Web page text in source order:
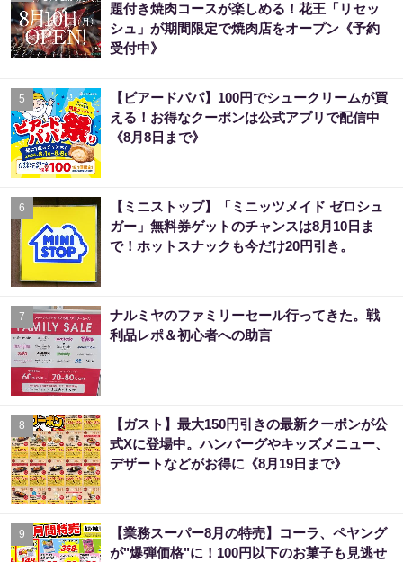
題付き焼肉コースが楽しめる！花王「リセッ
シュ」が期間限定で焼肉店をオープン《予約
受付中》
5
【ビアードパパ】100円でシュークリームが買
える！お得なクーポンは公式アプリで配信中
《8月8日まで》
6
【ミニストップ】「ミニッツメイド ゼロシュ
ガー」無料券ゲットのチャンスは8月10日ま
で！ホットスナックも今だけ20円引き。
7
ナルミヤのファミリーセール行ってきた。戦
利品レポ＆初心者への助言
8
【ガスト】最大150円引きの最新クーポンが公
式Xに登場中。ハンバーグやキッズメニュー、
デザートなどがお得に《8月19日まで》
9
【業務スーパー8月の特売】コーラ、ペヤング
が"爆弾価格"に！100円以下のお菓子も見逃せ